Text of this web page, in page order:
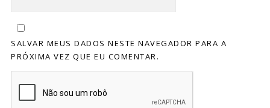
SALVAR MEUS DADOS NESTE NAVEGADOR PARA A
PRÓXIMA VEZ QUE EU COMENTAR.